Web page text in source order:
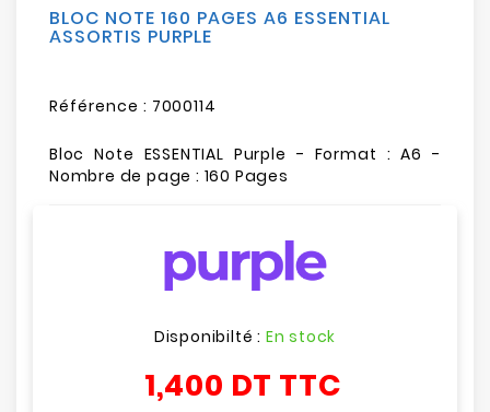
BLOC NOTE 160 PAGES A6 ESSENTIAL
ASSORTIS PURPLE
Référence : 7000114
Bloc Note ESSENTIAL Purple - Format : A6 -
Nombre de page : 160 Pages
Disponibilté : En stock
1,400 DT TTC